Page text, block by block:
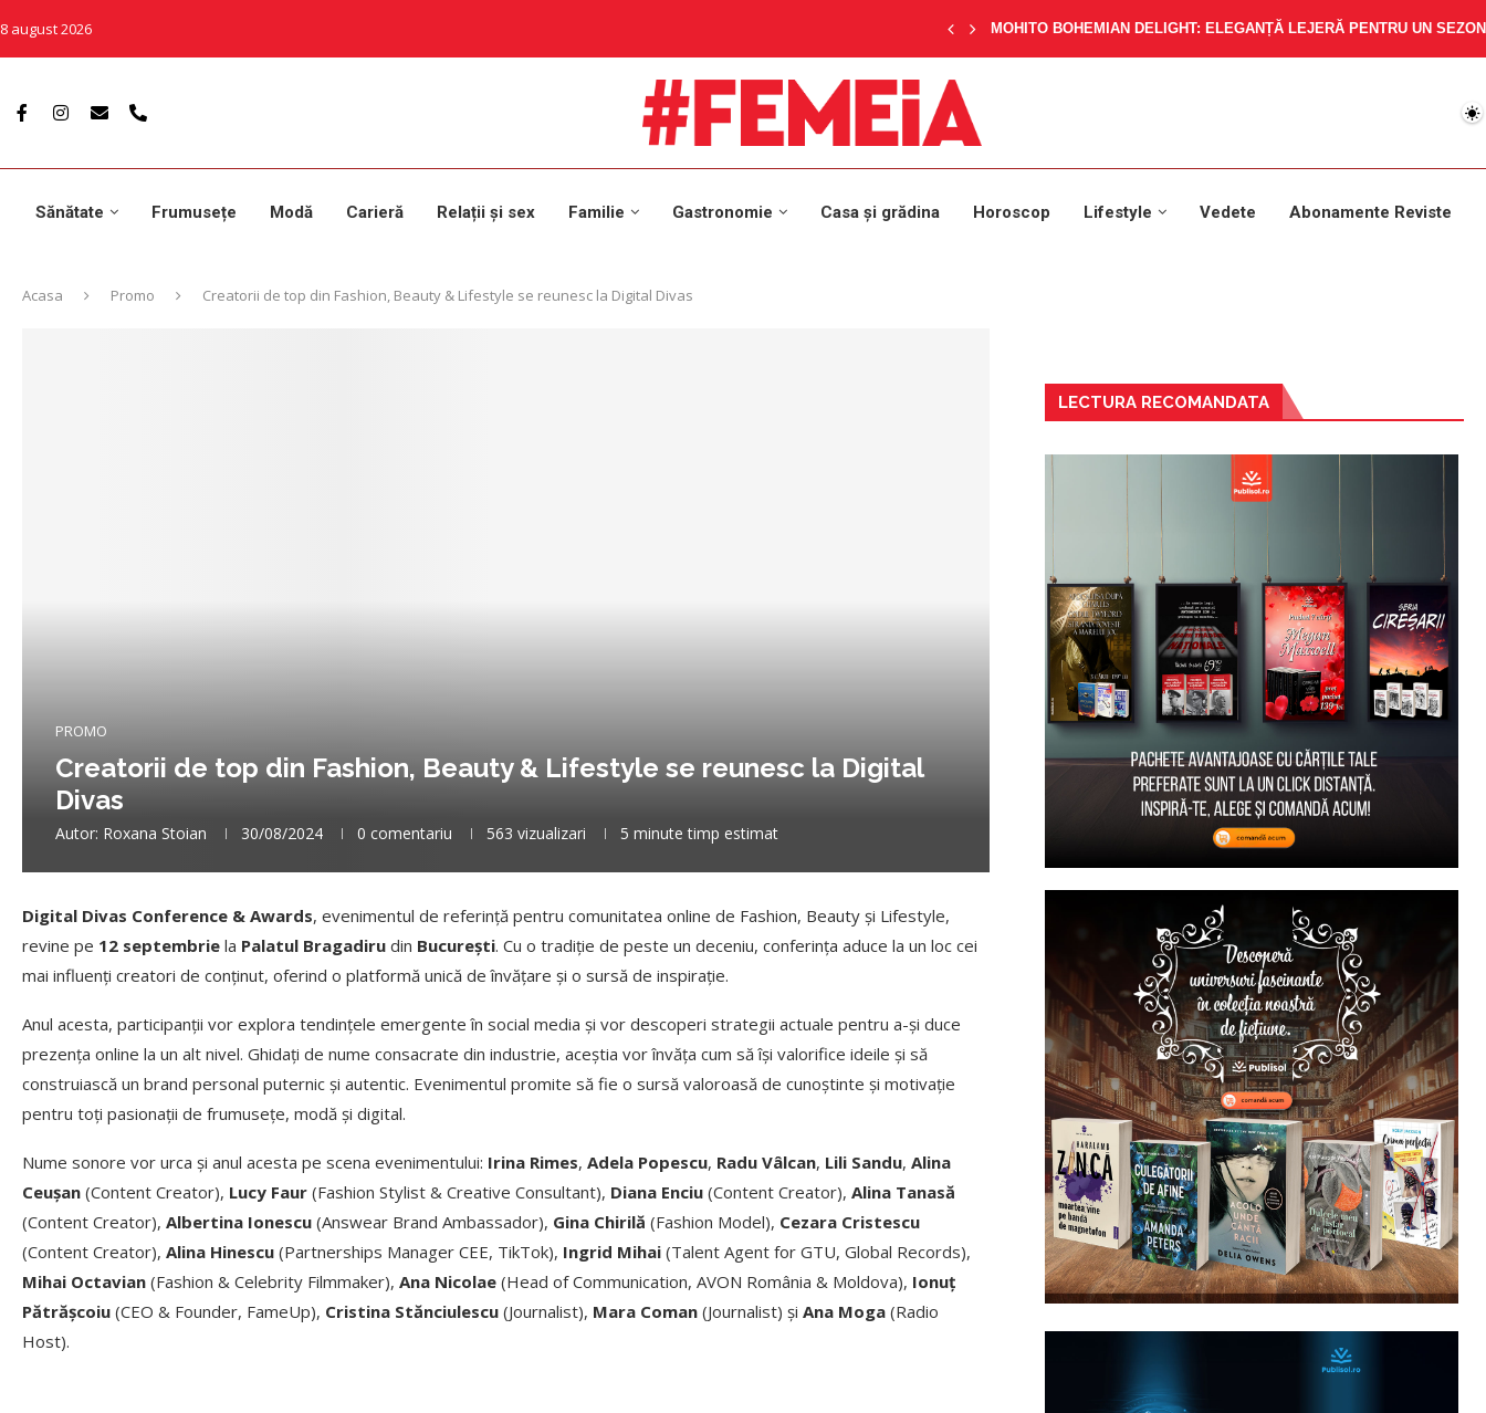
8 august 2026 MOHITO BOHEMIAN DELIGHT: ELEGANȚĂ LEJERĂ PENTRU UN
Sănătate Frumusețe Modă Carieră Relații și sex Familie Gastronomie Casa și grădina Horoscop Lifestyle Vedete Abonamente Reviste
Acasa Promo Creatorii de top din Fashion, Beauty & Lifestyle se reunesc la Digital Divas
PROMO
Creatorii de top din Fashion, Beauty & Lifestyle se reunesc la Digital
Divas
Autor: Roxana Stoian 30/08/2024 0 comentariu 563 vizualizari 5 minute timp estimat
Digital Divas Conference & Awards, evenimentul de referință pentru comunitatea online de Fashion, Beauty și Lifestyle,
revine pe 12 septembrie la Palatul Bragadiru din București. Cu o tradiție de peste un deceniu, conferința aduce la un loc cei
mai influenți creatori de conținut, oferind o platformă unică de învățare și o sursă de inspirație.
Anul acesta, participanții vor explora tendințele emergente în social media și vor descoperi strategii actuale pentru a-și duce
prezența online la un alt nivel. Ghidați de nume consacrate din industrie, aceștia vor învăța cum să își valorifice ideile și să
construiască un brand personal puternic și autentic. Evenimentul promite să fie o sursă valoroasă de cunoștinte și motivație
pentru toți pasionații de frumusețe, modă și digital.
Nume sonore vor urca și anul acesta pe scena evenimentului: Irina Rimes, Adela Popescu, Radu Vâlcan, Lili Sandu, Alina
Ceușan (Content Creator), Lucy Faur (Fashion Stylist & Creative Consultant), Diana Enciu (Content Creator), Alina Tanasă
(Content Creator), Albertina Ionescu (Answear Brand Ambassador), Gina Chirilă (Fashion Model), Cezara Cristescu
(Content Creator), Alina Hinescu (Partnerships Manager CEE, TikTok), Ingrid Mihai (Talent Agent for GTU, Global Records),
Mihai Octavian (Fashion & Celebrity Filmmaker), Ana Nicolae (Head of Communication, AVON România & Moldova), Ionuț
Pătrășcoiu (CEO & Founder, FameUp), Cristina Stănciulescu (Journalist), Mara Coman (Journalist) și Ana Moga (Radio
Host).
LECTURA RECOMANDATA